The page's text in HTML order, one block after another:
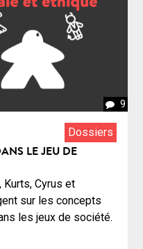
9
Dossiers
LE JEU DE
Kurts, Cyrus et
sur les concepts
les jeux de société.